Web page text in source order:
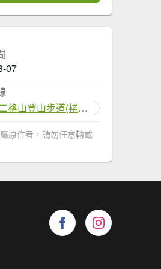
07
二格山登山步道(栳寮線)
原作者，請勿任意轉載